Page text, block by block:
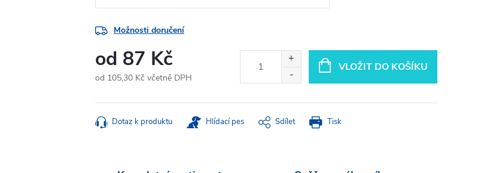
Možnosti doručení
od 87 Kč
od 105,30 Kč včetně DPH
cena:
VLOŽIT DO KOŠÍKU
Tisk
Dotaz k produktu Hlídací pes Sdílet